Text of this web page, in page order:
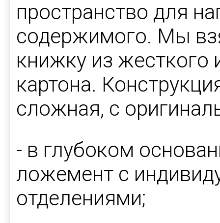
пространство для
содержимого. Мы
книжку из жесткого
картона.
сложная, с
- в глубоком
ложемент с
отделениями;